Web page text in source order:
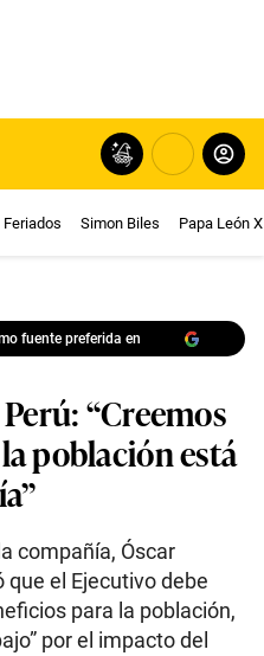
Feriados Simon Biles Papa León
fuente preferida en
“Creemos
población está
compañía, Óscar
que el Ejecutivo debe
para la población,
por el impacto del